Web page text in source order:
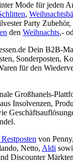
Mode für jeden
,
Party
den Weihnachts,-
Dein B2B-
Sonderposten,
für den
Großhanels-
Insolvenzen,
von Penny,
Netto, Aldi
Discounter